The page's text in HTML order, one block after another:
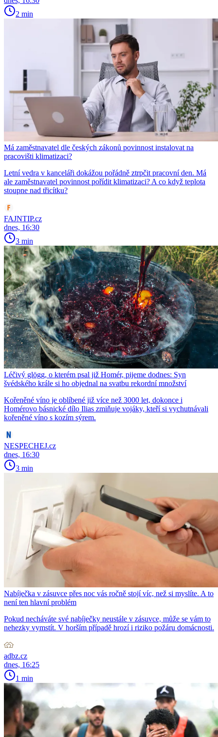
2 min
Má zaměstnavatel dle českých zákonů povinnost instalovat na
pracovišti klimatizaci?
Letní vedra v kanceláři dokážou pořádně ztrpčit pracovní den. Má
ale zaměstnavatel povinnost pořídit klimatizaci? A co když teplota
stoupne nad třicítku?
FAJNTIP.cz
dnes, 16:30
3 min
Léčivý glögg, o kterém psal již Homér, pijeme dodnes: Syn
švédského krále si ho objednal na svatbu rekordní množství
Kořeněné víno je oblíbené již více než 3000 let, dokonce i
Homérovo básnické dílo Ilias zmiňuje vojáky, kteří si vychutnávali
kořeněné víno s kozím sýrem.
NESPECHEJ.cz
dnes, 16:30
3 min
Nabíječka v zásuvce přes noc vás ročně stojí víc, než si myslíte. A to
není ten hlavní problém
Pokud necháváte své nabíječky neustále v zásuvce, může se vám to
nehezky vymstít. V horším případě hrozí i riziko požáru domácnosti.
adbz.cz
dnes, 16:25
1 min